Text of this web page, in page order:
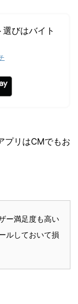
びはバイト
プリはCMでもお
ー満足度も高い
ルしておいて損